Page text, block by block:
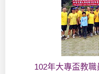
102年大專盃教